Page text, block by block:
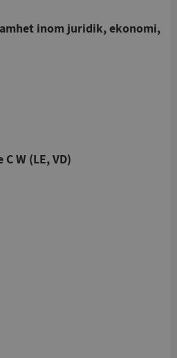
inom juridik, ekonomi,
W (LE, VD)